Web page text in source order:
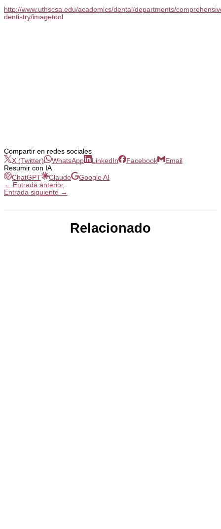
http://www.uthscsa.edu/academics/dental/departments/
dentistry/imagetool
Compartir en redes sociales
X (Twitter)
WhatsApp LinkedIn Facebook
Email
Resumir con IA
ChatGPT
Claude
Google AI
← Entrada anterior
Entrada siguiente →
Relacionado